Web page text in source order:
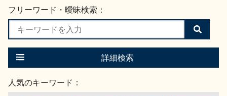
フリーワード・曖昧検索：
検
索
す
詳細検索
人気のキーワード：